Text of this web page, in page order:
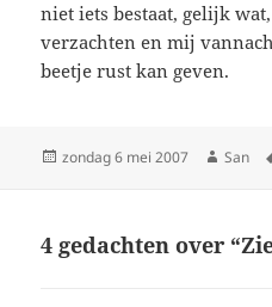
niet iets bestaat, gelijk
verzachten en mij
beetje rust kan geven.
Geplaatst
zondag 6 mei 2007 Auteur
San
4 gedachten over